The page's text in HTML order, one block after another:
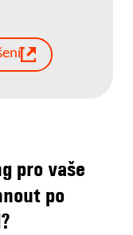
pro vaše
po